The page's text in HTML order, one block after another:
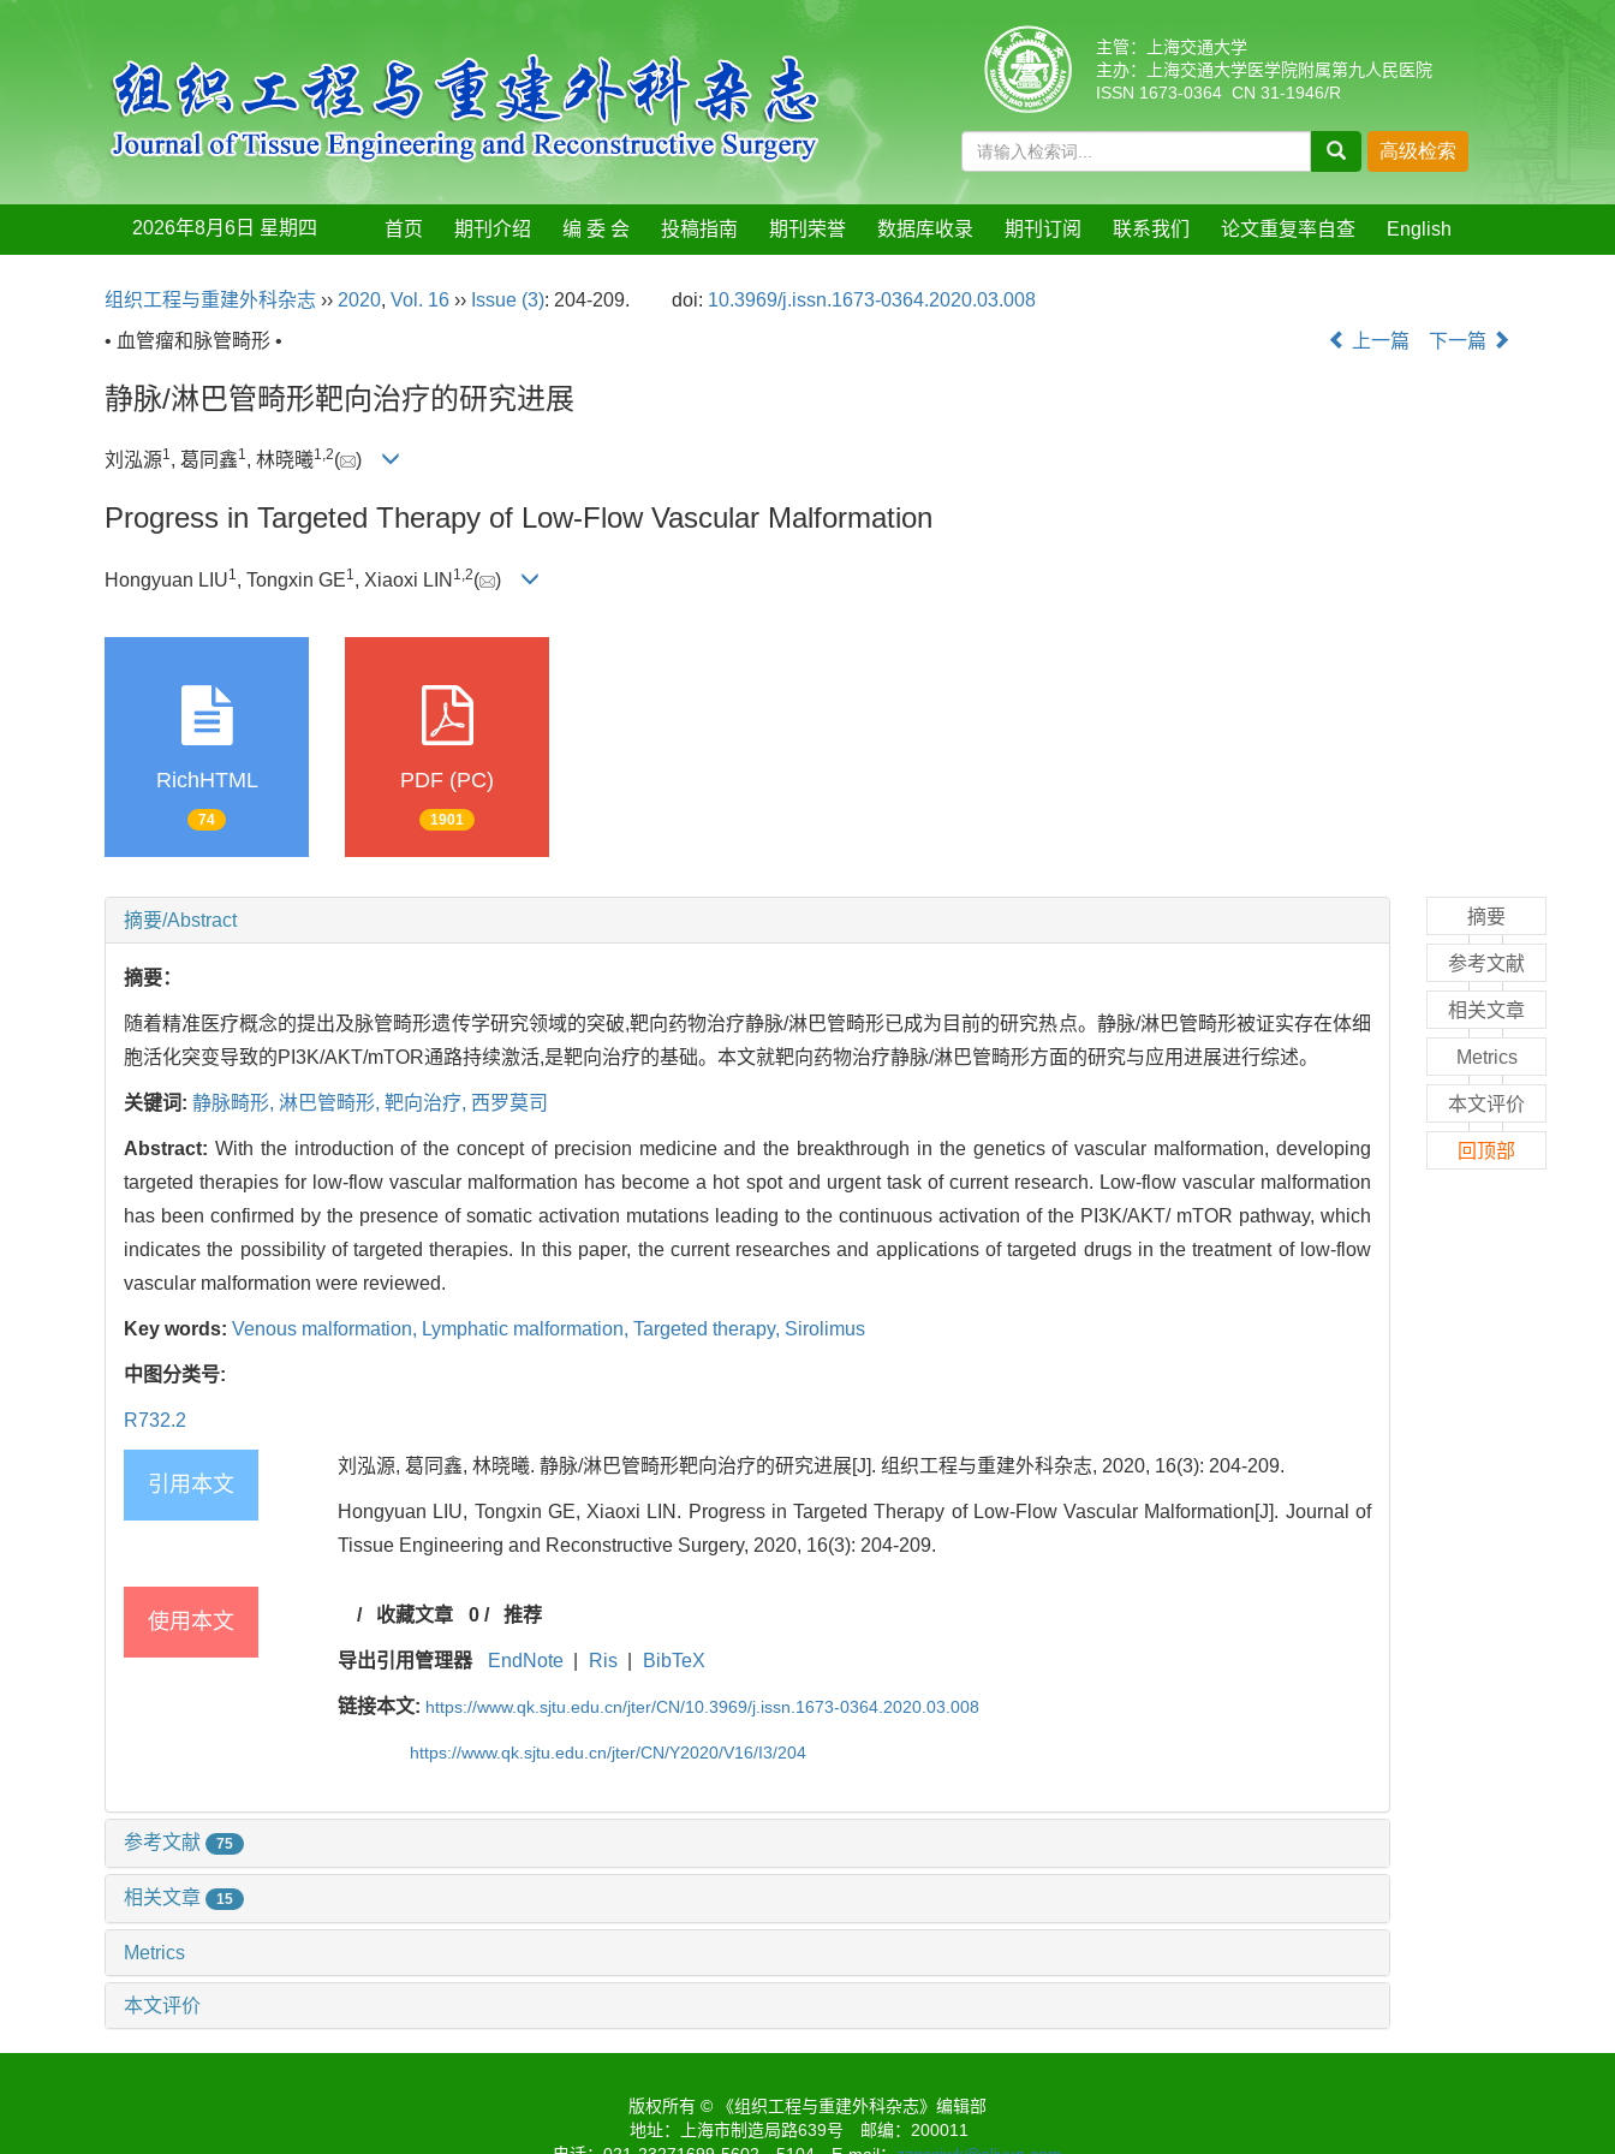
主管：上海交通大学
主办：上海交通大学医学院附属第九人民医院
ISSN 1673-0364 CN 31-1946/R
2026年8月6日 星期四 首页 期刊介绍 编 委 会 投稿指南 期刊荣誉 数据库收录 期刊订阅 联系我们 论文重复率自查 English
组织工程与重建外科杂志 ›› 2020, Vol. 16 ›› Issue (3): 204-209. doi: 10.3969/j.issn.1673-0364.2020.03.008
• 血管瘤和脉管畸形 •
上一篇 下一篇
静脉/淋巴管畸形靶向治疗的研究进展
刘泓源1, 葛同鑫1, 林晓曦1,2( )
Progress in Targeted Therapy of Low-Flow Vascular Malformation
Hongyuan LIU1 , Tongxin GE1 , Xiaoxi LIN 1 2( )
RichHTML
74
PDF (PC)
1901
摘要/Abstract
摘要：
随着精准医疗概念的提出及脉管畸形遗传学研究领域的突破,靶向药物治疗静脉/淋巴管畸形已成为目前的研究热点。静脉/淋巴管畸形被证实存在体细
胞活化突变导致的PI3K/AKT/mTOR通路持续激活,是靶向治疗的基础。本文就靶向药物治疗静脉/淋巴管畸形方面的研究与应用进展进行综述。
关键词: 静脉畸形, 淋巴管畸形, 靶向治疗, 西罗莫司
Abstract: With the introduction of the concept of precision medicine and the breakthrough in the genetics of vascular malformation, developing
targeted therapies for low-flow vascular malformation has become a hot spot and urgent task of current research. Low-flow vascular malformation
has been confirmed by the presence of somatic activation mutations leading to the continuous activation of the PI3K/AKT/ mTOR pathway, which
indicates the possibility of targeted therapies. In this paper, the current researches and applications of targeted drugs in the treatment of low-flow
vascular malformation were reviewed.
Key words: Venous malformation, Lymphatic malformation, Targeted therapy, Sirolimus
中图分类号:
R732.2
引用本文
刘泓源, 葛同鑫, 林晓曦. 静脉/淋巴管畸形靶向治疗的研究进展[J]. 组织工程与重建外科杂志, 2020, 16(3): 204-209.
Hongyuan LIU, Tongxin GE, Xiaoxi LIN. Progress in Targeted Therapy of Low-Flow Vascular Malformation[J]. Journal of
Tissue Engineering and Reconstructive Surgery, 2020, 16(3): 204-209.
使用本文 / 收藏文章 0/ 推荐
导出引用管理器 EndNote Ris BibTeX
链接本文: https://www.qk.sjtu.edu.cn/jter/CN/10.3969/j.issn.1673-0364.2020.03.008
https://www.qk.sjtu.edu.cn/jter/CN/Y2020/V16/I3/204
参考文献 75
相关文章 15
Metrics
本文评价
摘要
参考文献
相关文章
Metrics
本文评价
回顶部
版权所有 © 《组织工程与重建外科杂志》编辑部
地址：上海市制造局路639号 邮编：200011